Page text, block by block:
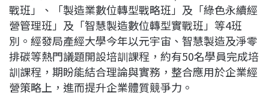
戰班」、「製造業數位轉型戰略班」及「綠色永續經
營管理班」及「智慧製造數位轉型實戰班」等4班
別。經發局產經大學今年以元宇宙、智慧製造及淨零
排碳等熱門議題開設培訓課程，約有50名學員完成培
訓課程，期盼能結合理論與實務，整合應用於企業經
營策略上，進而提升企業體質競爭力。